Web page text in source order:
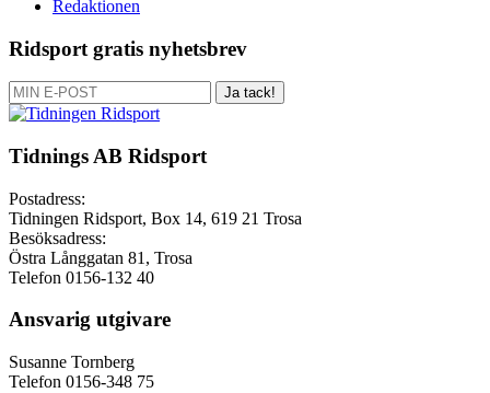
Redaktionen
Ridsport gratis nyhetsbrev
Ja tack!
Tidnings AB Ridsport
Postadress:
Tidningen Ridsport, Box 14, 619 21 Trosa
Besöksadress:
Östra Långgatan 81, Trosa
Telefon 0156-132 40
Ansvarig utgivare
Susanne Tornberg
Telefon 0156-348 75